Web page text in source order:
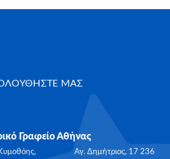
ΜΑΣ
Γραφείο Αθήνας
& Κυμοθόης, Αγ. Δημήτριος, 17 236